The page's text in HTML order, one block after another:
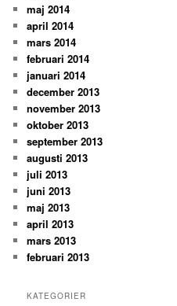
maj 2014
april 2014
mars 2014
februari 2014
januari 2014
december 2013
november 2013
oktober 2013
september 2013
augusti 2013
juli 2013
juni 2013
maj 2013
april 2013
mars 2013
februari 2013
KATEGORIER